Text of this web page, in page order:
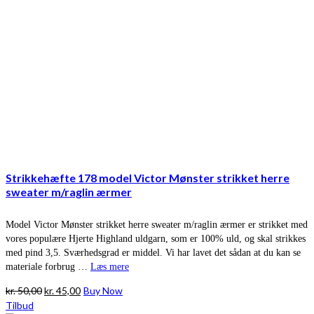
Strikkehæfte 178 model Victor Mønster strikket herre
sweater m/raglin ærmer
Model Victor Mønster strikket herre sweater m/raglin ærmer er strikket med
vores populære Hjerte Highland uldgarn, som er 100% uld, og skal strikkes
med pind 3,5. Sværhedsgrad er middel. Vi har lavet det sådan at du kan se
materiale forbrug … Læs mere
kr.50,00Den
kr.45,00Den
Buy Now
Tilbud